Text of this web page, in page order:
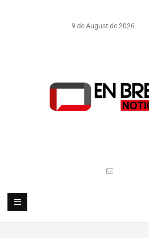
9 de August de 2026